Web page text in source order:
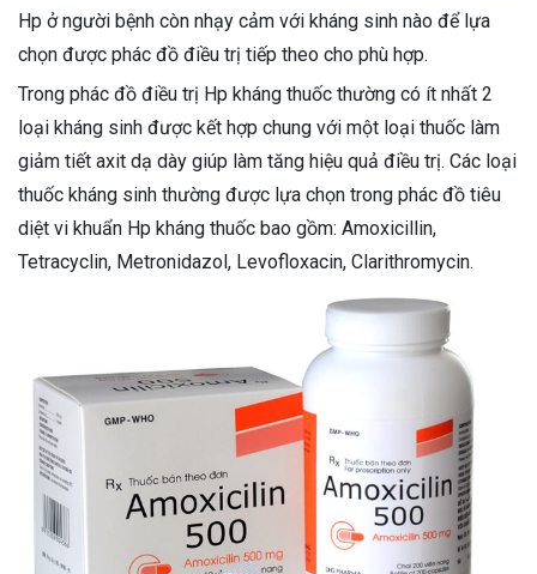
Hp ở người bệnh còn nhạy cảm với kháng sinh nào để lựa
chọn được phác đồ điều trị tiếp theo cho phù hợp.
Trong phác đồ điều trị Hp kháng thuốc thường có ít nhất 2
loại kháng sinh được kết hợp chung với một loại thuốc làm
giảm tiết axit dạ dày giúp làm tăng hiệu quả điều trị. Các loại
thuốc kháng sinh thường được lựa chọn trong phác đồ tiêu
diệt vi khuẩn Hp kháng thuốc bao gồm: Amoxicillin,
Tetracyclin, Metronidazol, Levofloxacin, Clarithromycin.